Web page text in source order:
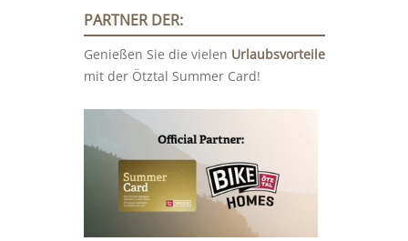
PARTNER DER:
Genießen Sie die vielen Urlaubsvorteile
mit der Ötztal Summer Card!